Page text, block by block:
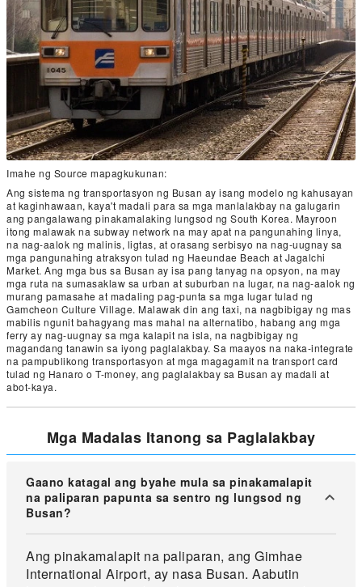
Imahe ng Source mapagkukunan:
Ang sistema ng transportasyon ng Busan ay isang modelo ng kahusayan
at kaginhawaan, kaya't madali para sa mga manlalakbay na galugarin
ang pangalawang pinakamalaking lungsod ng South Korea. Mayroon
itong malawak na subway network na may apat na pangunahing linya,
na nag-aalok ng malinis, ligtas, at orasang serbisyo na nag-uugnay sa
mga pangunahing atraksyon tulad ng Haeundae Beach at Jagalchi
Market. Ang mga bus sa Busan ay isa pang tanyag na opsyon, na may
mga ruta na sumasaklaw sa urban at suburban na lugar, na nag-aalok ng
murang pamasahe at madaling pag-punta sa mga lugar tulad ng
Gamcheon Culture Village. Malawak din ang taxi, na nagbibigay ng mas
mabilis ngunit bahagyang mas mahal na alternatibo, habang ang mga
ferry ay nag-uugnay sa mga kalapit na isla, na nagbibigay ng
magandang tanawin sa iyong paglalakbay. Sa maayos na naka-integrate
na pampublikong transportasyon at mga magagamit na transport card
tulad ng Hanaro o T-money, ang paglalakbay sa Busan ay madali at
abot-kaya.
Mga Madalas Itanong sa Paglalakbay
Gaano katagal ang byahe mula sa pinakamalapit
na paliparan papunta sa sentro ng lungsod ng
Busan?
Ang pinakamalapit na paliparan, ang Gimhae
International Airport, ay nasa Busan. Aabutin